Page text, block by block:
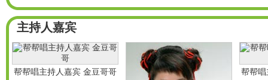
主持人嘉宾
帮帮唱主持人嘉宾 金豆哥哥 帮帮